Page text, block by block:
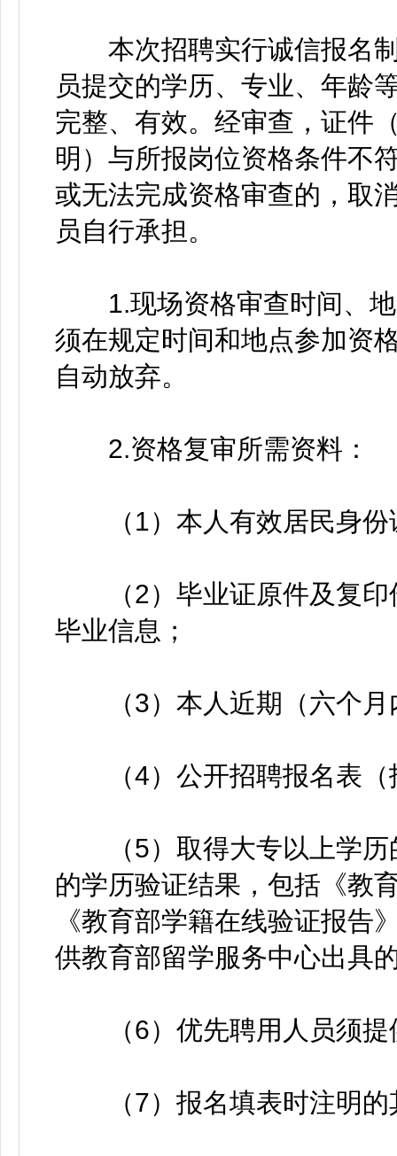
本次招聘实行诚信报名制
员提交的学历、专业、年龄
完整、有效。经审查，证件
明）与所报岗位资格条件不
或无法完成资格审查的，取
员自行承担。
1.现场资格审查时间、地
须在规定时间和地点参加资
自动放弃。
2.资格复审所需资料：
（1）本人有效居民身份
（2）毕业证原件及复印
毕业信息；
（3）本人近期（六个月
（4）公开招聘报名表（
（5）取得大专以上学历
的学历验证结果，包括《教
《教育部学籍在线验证报告
供教育部留学服务中心出具
（6）优先聘用人员须提
（7）报名填表时注明的